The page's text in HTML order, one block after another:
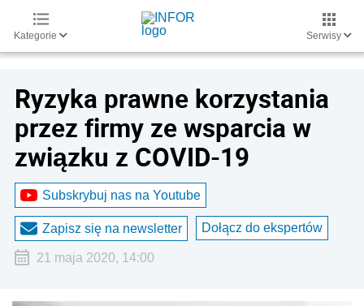
Kategorie Serwisy
Ryzyka prawne korzystania
przez firmy ze wsparcia w
związku z COVID-19
Subskrybuj nas na Youtube
Zapisz się na newsletter Dołącz do ekspertów
21 maja 2020, 14:00